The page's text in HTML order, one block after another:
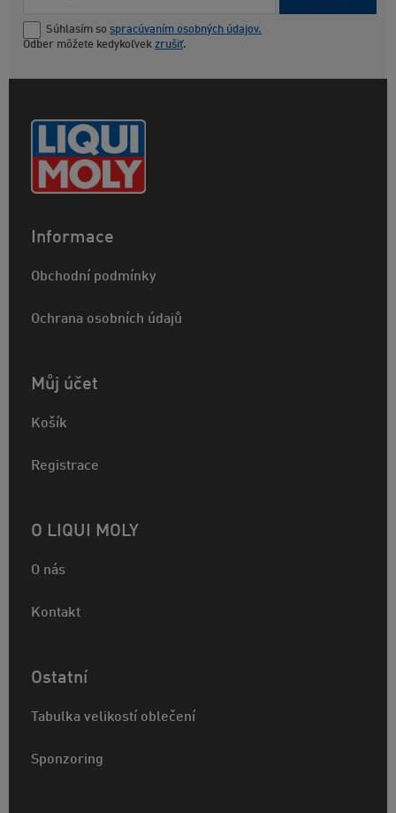
Súhlasím so spracúvaním osobných údajov.
Odber môžete kedykoľvek zrušiť.
Informace
Obchodní podmínky
Ochrana osobních údajů
Můj účet
Košík
Registrace
O LIQUI MOLY
O nás
Kontakt
Ostatní
Tabulka velikostí oblečení
Sponzoring